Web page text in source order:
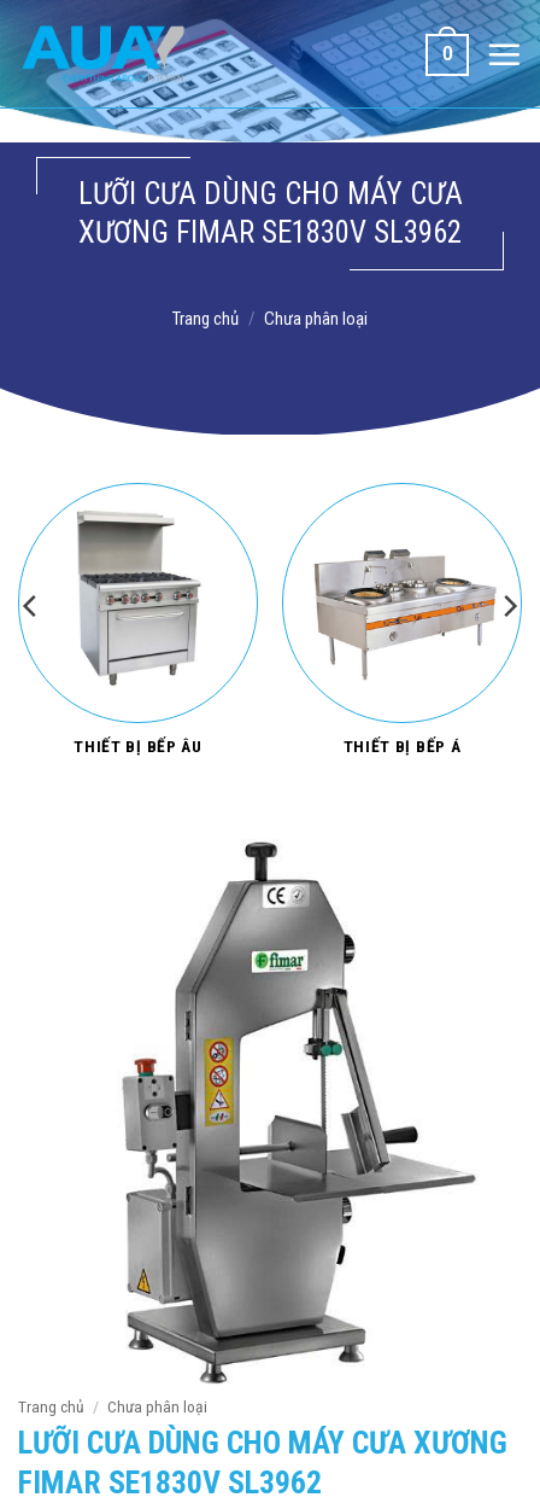
dung
0
LƯỠI CƯA DÙNG CHO MÁY CƯA
XƯƠNG FIMAR SE1830V SL3962
Trang chủ / Chưa phân loại
THIẾT BỊ BẾP ÂU THIẾT BỊ BẾP Á
Trang chủ / Chưa phân loại
LƯỠI CƯA DÙNG CHO MÁY CƯA XƯƠNG
FIMAR SE1830V SL3962